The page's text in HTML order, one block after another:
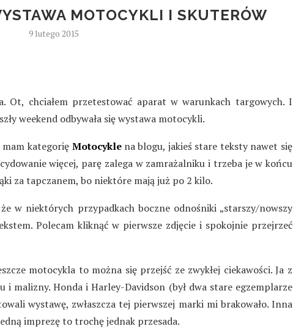
MOTOCYKLI I SKUTERÓW
9 lutego 2015
Ot, chciałem przetestować aparat w warunkach targowych. I
weekend odbywała się wystawa motocykli.
kategorię Motocyklena blogu, jakieś stare teksty nawet się
więcej, parę zalega w zamrażalniku i trzeba je w końcu
za tapczanem, bo niektóre mają już po 2 kilo.
w niektórych przypadkach boczne odnośniki „starszy/nowszy
Polecam kliknąć w pierwsze zdjęcie i spokojnie przejrzeć
motocykla to można się przejść ze zwykłej ciekawości. Ja z
i malizny. Honda i Harley-Davidson (był dwa stare egzemplarze
wystawę, zwłaszcza tej pierwszej marki mi brakowało. Inna
imprezę to trochę jednak przesada.